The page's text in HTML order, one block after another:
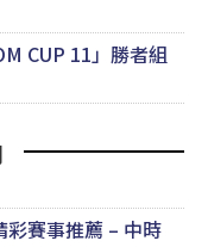
CUP 11」勝者組
彩賽事推薦 – 中時